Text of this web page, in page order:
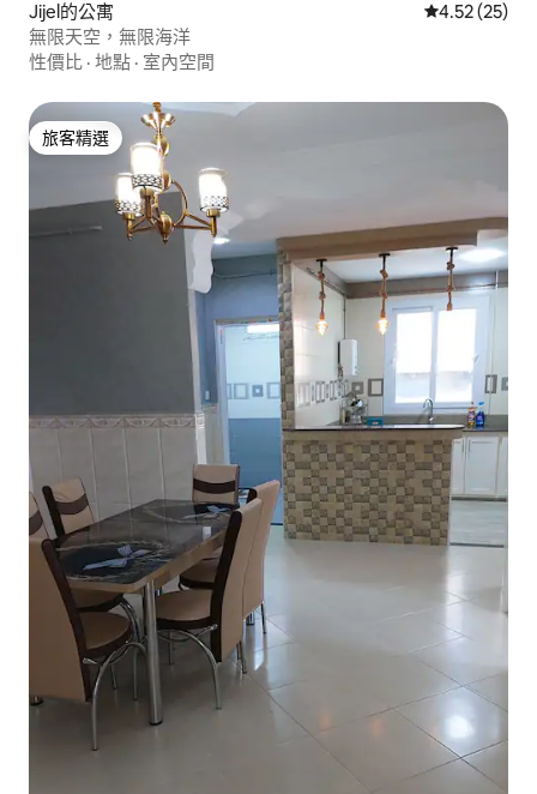
Jijel的公寓 從 25 則評價
4.52 (25)
無限天空，無限海洋
性價比 · 地點 · 室內空間
旅客精選
旅客精選